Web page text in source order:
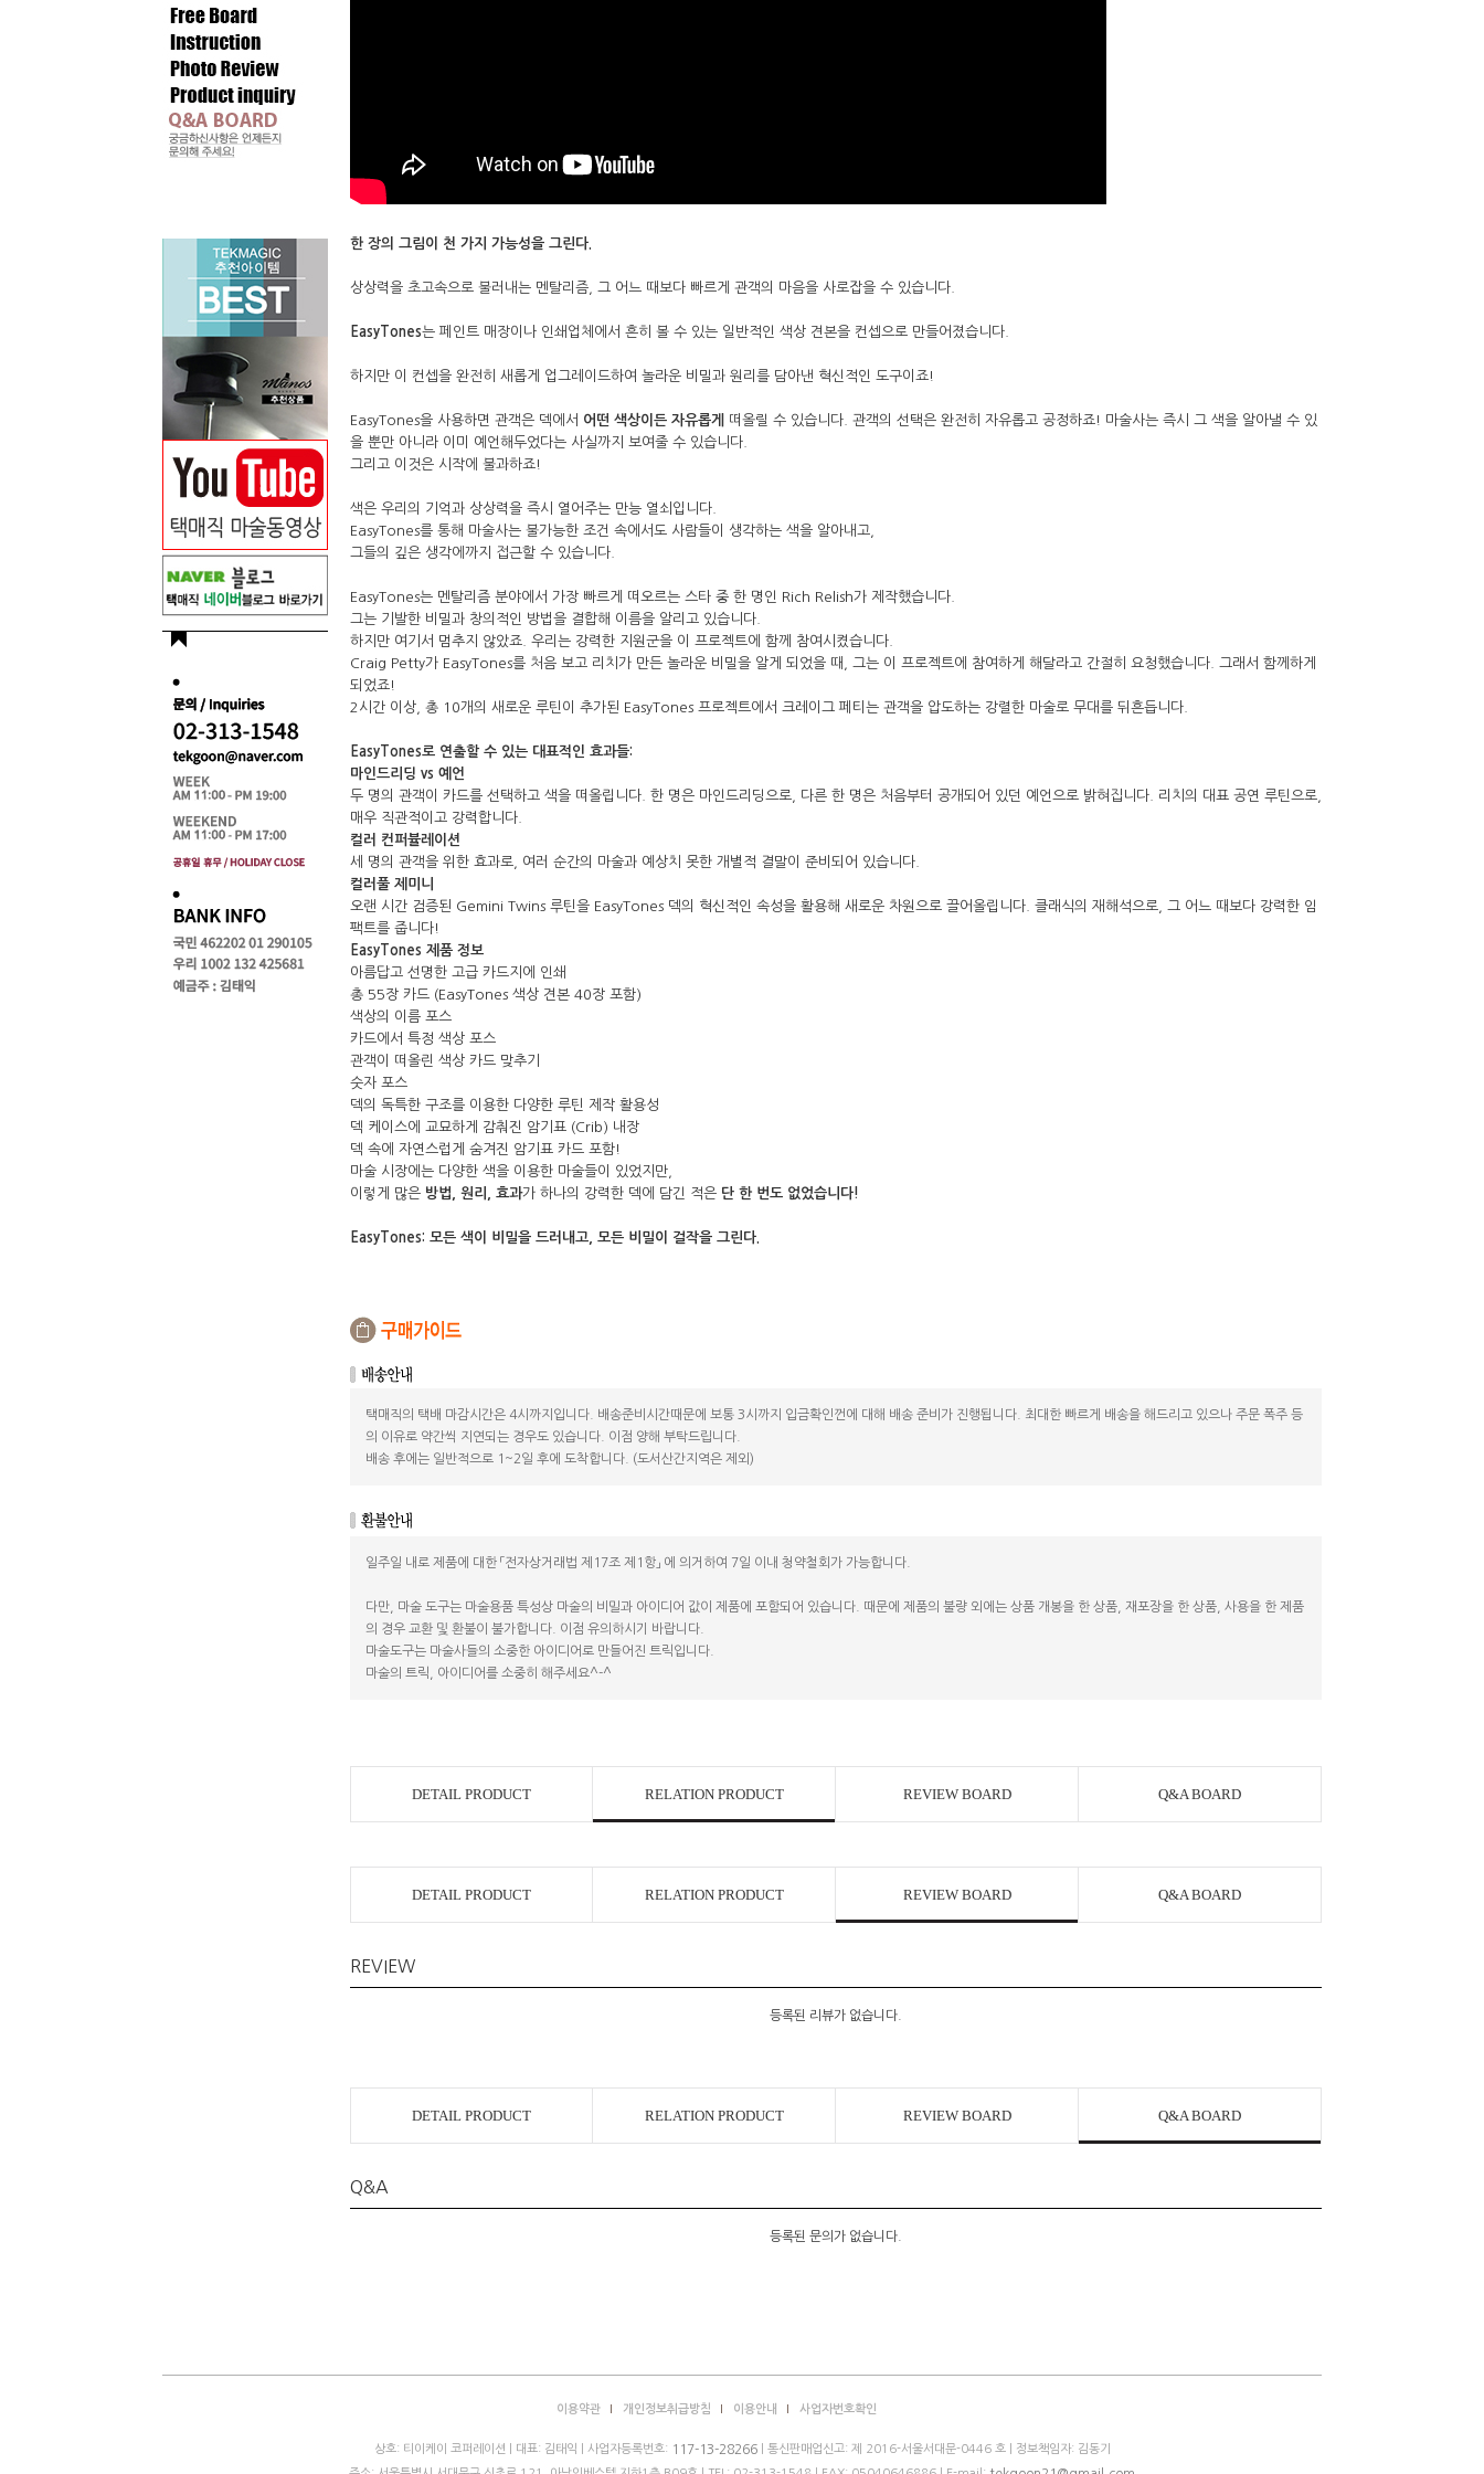
한 장의 그림이 천 가지 가능성을 그린다.
상상력을 초고속으로 불러내는 멘탈리즘, 그 어느 때보다 빠르게 관객의 마음을 사로잡을 수 있습니다.
EasyTones는 페인트 매장이나 인쇄업체에서 흔히 볼 수 있는 일반적인 색상 견본을 컨셉으로 만들어졌습니다.
하지만 이 컨셉을 완전히 새롭게 업그레이드하여 놀라운 비밀과 원리를 담아낸 혁신적인 도구이죠!
EasyTones을 사용하면 관객은 덱에서 어떤 색상이든 자유롭게
떠올릴 수 있습니다. 관객의 선택은 완전히 자유롭고 공정하죠! 마술사는 즉시 그 색을 알아낼 수 있
을 뿐만 아니라 이미 예언해두었다는 사실까지 보여줄 수 있습니다.
그리고 이것은 시작에 불과하죠!
색은 우리의 기억과 상상력을 즉시 열어주는 만능 열쇠입니다.
EasyTones를 통해 마술사는 불가능한 조건 속에서도 사람들이 생각하는 색을 알아내고,
그들의 깊은 생각에까지 접근할 수 있습니다.
EasyTones는 멘탈리즘 분야에서 가장 빠르게 떠오르는 스타 중 한 명인 Rich Relish가 제작했습니다.
그는 기발한 비밀과 창의적인 방법을 결합해 이름을 알리고 있습니다.
하지만 여기서 멈추지 않았죠. 우리는 강력한 지원군을 이 프로젝트에 함께 참여시켰습니다.
Craig Petty가 EasyTones를 처음 보고 리치가 만든 놀라운 비밀을 알게 되었을 때, 그는 이 프로젝트에 참여하게 해달라고 간절히 요청했습니다. 그래서 함께하게
되었죠!
2시간 이상, 총 10개의 새로운 루틴이 추가된 EasyTones 프로젝트에서 크레이그 페티는 관객을 압도하는 강렬한 마술로 무대를 뒤흔듭니다.
EasyTones로 연출할 수 있는 대표적인 효과들:
마인드리딩 vs 예언
두 명의 관객이 카드를 선택하고 색을 떠올립니다. 한 명은 마인드리딩으로, 다른 한 명은 처음부터 공개되어 있던 예언으로 밝혀집니다. 리치의 대표 공연 루틴으로,
매우 직관적이고 강력합니다.
컬러 컨퍼뷸레이션
세 명의 관객을 위한 효과로, 여러 순간의 마술과 예상치 못한 개별적 결말이 준비되어 있습니다.
컬러풀 제미니
오랜 시간 검증된 Gemini Twins 루틴을 EasyTones 덱의 혁신적인 속성을 활용해 새로운 차원으로 끌어올립니다. 클래식의 재해석으로, 그 어느 때보다 강력한 임
팩트를 줍니다!
EasyTones 제품 정보
아름답고 선명한 고급 카드지에 인쇄
총 55장 카드 (EasyTones 색상 견본 40장 포함)
색상의 이름 포스
카드에서 특정 색상 포스
관객이 떠올린 색상 카드 맞추기
숫자 포스
덱의 독특한 구조를 이용한 다양한 루틴 제작 활용성
덱 케이스에 교묘하게 감춰진 암기표 (Crib) 내장
덱 속에 자연스럽게 숨겨진 암기표 카드 포함!
마술 시장에는 다양한 색을 이용한 마술들이 있었지만,
이렇게 많은 방법, 원리, 효과가 하나의 강력한 덱에 담긴 적은 단 한 번도 없었습니다!
EasyTones: 모든 색이 비밀을 드러내고, 모든 비밀이 걸작을 그린다.
택매직의 택배 마감시간은 4시까지입니다. 배송준비시간때문에 보통 3시까지 입금확인껀에 대해 배송 준비가 진행됩니다. 최대한 빠르게 배송을 해드리고 있으나 주문 폭주 등
의 이유로 약간씩 지연되는 경우도 있습니다. 이점 양해 부탁드립니다.
배송 후에는 일반적으로 1~2일 후에 도착합니다. (도서산간지역은 제외)
일주일 내로 제품에 대한 「전자상거래법 제17조 제1항」 에 의거하여 7일 이내 청약철회가 가능합니다.
다만, 마술 도구는 마술용품 특성상 마술의 비밀과 아이디어 값이 제품에 포함되어 있습니다. 때문에 제품의 불량 외에는 상품 개봉을 한 상품, 재포장을 한 상품, 사용을 한 제품
의 경우 교환 및 환불이 불가합니다. 이점 유의하시기 바랍니다.
마술도구는 마술사들의 소중한 아이디어로 만들어진 트릭입니다.
마술의 트릭, 아이디어를 소중히 해주세요^-^
DETAIL PRODUCT RELATION PRODUCT REVIEW BOARD Q&A BOARD
DETAIL PRODUCT RELATION PRODUCT REVIEW BOARD Q&A BOARD
REVIEW
등록된 리뷰가 없습니다.
DETAIL PRODUCT RELATION PRODUCT REVIEW BOARD Q&A BOARD
Q&A
등록된 문의가 없습니다.
이용약관 개인정보취급방침 이용안내 사업자번호확인
상호: 티이케이 코퍼레이션 | 대표: 김태익 | 사업자등록번호: 117-13-28266| 통신판매업신고: 제 2016-서울서대문-0446 호 | 정보책임자: 김동기